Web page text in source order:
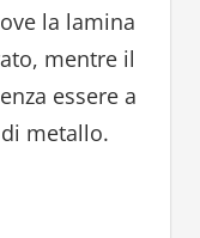
la lamina
mentre il
essere a
metallo.